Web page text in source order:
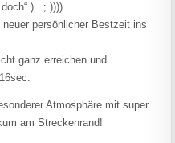
doch“ ) ;.))))
persönlicher Bestzeit ins
ganz erreichen und
Atmosphäre mit super
am Streckenrand!